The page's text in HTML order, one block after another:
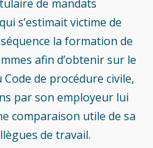
de mandats
s’estimait victime de
la formation de
afin d’obtenir sur le
de procédure civile,
par son employeur lui
comparaison utile de sa
de travail.